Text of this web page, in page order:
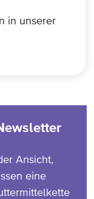
in unserer
Ansicht,
eine